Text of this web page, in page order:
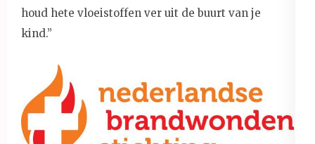
houd hete vloeistoffen ver uit de buurt van je
kind.’’